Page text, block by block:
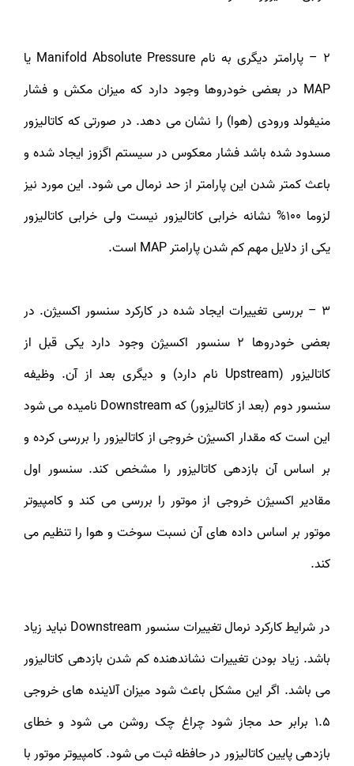
2 – پارامتر دیگری به نام Manifold Absolute Pressure یا
MAP در بعضی خودروها وجود دارد که میزان مکش و فشار
منیفولد ورودی (هوا) را نشان می دهد. در صورتی که کاتالیزور
مسدود شده باشد فشار معکوس در سیستم اگزوز ایجاد شده و
باعث کمتر شدن این پارامتر از حد نرمال می شود. این مورد نیز
لزوما 100% نشانه خرابی کاتالیزور نیست ولی خرابی کاتالیزور
یکی از دلایل مهم کم شدن پارامتر MAP است.
3 – بررسی تغییرات ایجاد شده در کارکرد سنسور اکسیژن. در
بعضی خودروها 2 سنسور اکسیژن وجود دارد یکی قبل از
کاتالیزور (Upstream نام دارد) و دیگری بعد از آن. وظیفه
سنسور دوم (بعد از کاتالیزور) که Downstream نامیده می شود
این است که مقدار اکسیژن خروجی از کاتالیزور را بررسی کرده و
بر اساس آن بازدهی کاتالیزور را مشخص کند. سنسور اول
مقادیر اکسیژن خروجی از موتور را بررسی می کند و کامپیوتر
موتور بر اساس داده های آن نسبت سوخت و هوا را تنظیم می
کند.
در شرایط کارکرد نرمال تغییرات سنسور Downstream نباید زیاد
باشد. زیاد بودن تغییرات نشاندهنده کم شدن بازدهی کاتالیزور
می باشد. اگر این مشکل باعث شود میزان آلاینده های خروجی
1.5 برابر حد مجاز شود چراغ چک روشن می شود و خطای
بازدهی پایین کاتالیزور در حافظه ثبت می شود. کامپیوتر موتور با